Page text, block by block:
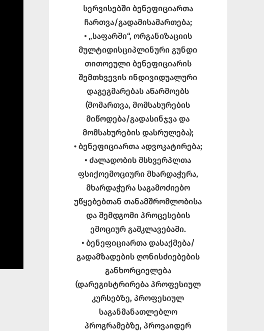
სერვისებში ბენეფიციართა
ჩართვა/გადამისამართება;
• „საფარში“, ორგანიზაციის
მულტიდისციპლინური გუნდი
თითოეული ბენეფიციარის
შემთხვევის ინდივიდუალური
დაგეგმარებას აწარმოებს
(მომართვა, მომსახურების
მიწოდება/გადასინჯვა და
მომსახურების დასრულება);
• ბენეფიციართა ადვოკატირება;
• ძალადობის მსხვერპლთა
ფსიქოემოციური მხარდაჭერა,
მხარდაჭერა საგამოძიებო
უწყებებთან თანამშრომლობისა
და შემდგომი პროცესების
ემოციურ გამკლავებაში.
• ბენეფიციართა დასაქმება/
გადამზადების ღონისძიებების
განხორციელება
(დარეგისტრირება პროფესიულ
კურსებზე, პროფესიულ
საგანმანათლებლო
პროგრამებზე, პროვაიდერ